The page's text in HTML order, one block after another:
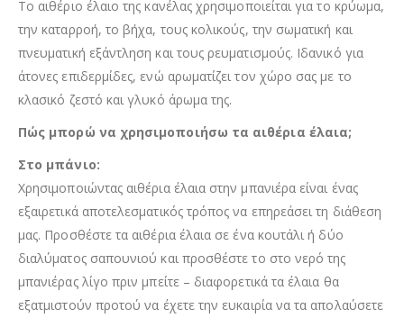
Το αιθέριο έλαιο της κανέλας χρησιμοποιείται για το κρύωμα,
την καταρροή, το βήχα, τους κολικούς, την σωματική και
πνευματική εξάντληση και τους ρευματισμούς. Ιδανικό για
άτονες επιδερμίδες, ενώ αρωματίζει τον χώρο σας με το
κλασικό ζεστό και γλυκό άρωμα της.
Πώς μπορώ να χρησιμοποιήσω τα αιθέρια έλαια;
Στο μπάνιο:
Χρησιμοποιώντας αιθέρια έλαια στην μπανιέρα είναι ένας
εξαιρετικά αποτελεσματικός τρόπος να επηρεάσει τη διάθεση
μας. Προσθέστε τα αιθέρια έλαια σε ένα κουτάλι ή δύο
διαλύματος σαπουνιού και προσθέστε το στο νερό της
μπανιέρας λίγο πριν μπείτε – διαφορετικά τα έλαια θα
εξατμιστούν προτού να έχετε την ευκαιρία να τα απολαύσετε